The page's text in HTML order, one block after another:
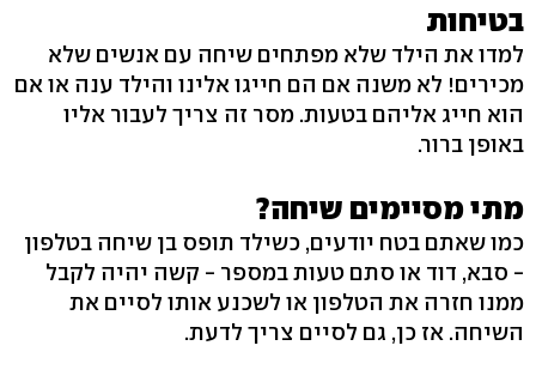
בטיחות
למדו את הילד שלא מפתחים שיחה עם אנשים שלא
מכירים! לא משנה אם הם חייגו אלינו והילד ענה או אם
הוא חייג אליהם בטעות. מסר זה צריך לעבור אליו
באופן ברור.
מתי מסיימים שיחה?
כמו שאתם בטח יודעים, כשילד תופס בן שיחה בטלפון
- סבא, דוד או סתם טעות במספר - קשה יהיה לקבל
ממנו חזרה את הטלפון או לשכנע אותו לסיים את
השיחה. אז כן, גם לסיים צריך לדעת.